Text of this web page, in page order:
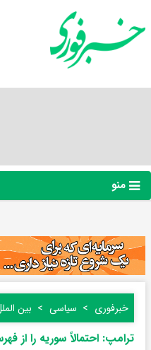
منو
خبرفوری سیاسی بین
ترامپ: احتمالاً سوریه را